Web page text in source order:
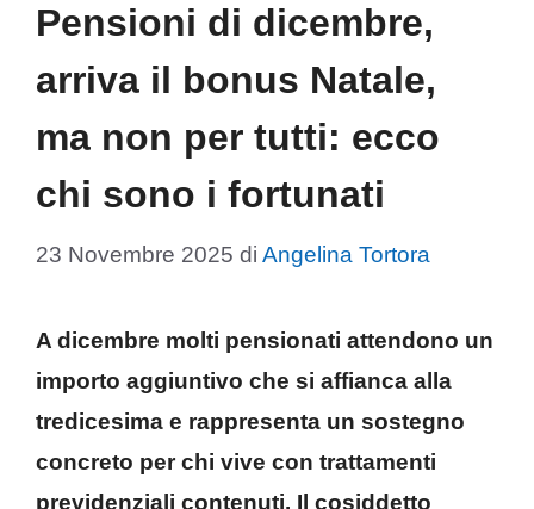
Pensioni di dicembre,
arriva il bonus Natale,
ma non per tutti: ecco
chi sono i fortunati
23 Novembre 2025 di Angelina Tortora
A dicembre molti pensionati attendono un
importo aggiuntivo che si affianca alla
tredicesima e rappresenta un sostegno
concreto per chi vive con trattamenti
previdenziali contenuti. Il cosiddetto